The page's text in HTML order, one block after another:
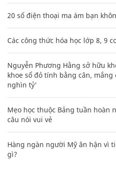
20 số điện thoại ma ám bạn
Các công thức hóa học lớp 8, 9
Nguyễn Phương Hằng sở hữu
khoe sổ đỏ tính bằng cân,
nghìn tỷ'
Mẹo học thuộc Bảng tuần hoàn
câu nói vui vẻ
Hàng ngàn người Mỹ ân hận vì
gì?